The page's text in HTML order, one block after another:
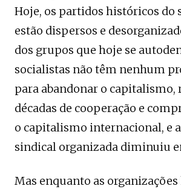
Hoje, os partidos históricos do
estão dispersos e
dos grupos que hoje se
socialistas não têm nenhum
para abandonar o capitalismo,
décadas de cooperação e
o capitalismo internacional, e
sindical organizada diminuiu
Mas enquanto as